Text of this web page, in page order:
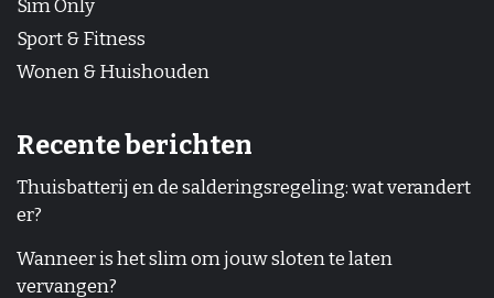
Sim Only
Sport & Fitness
Wonen & Huishouden
Recente berichten
Thuisbatterij en de salderingsregeling: wat verandert
er?
Wanneer is het slim om jouw sloten te laten
vervangen?